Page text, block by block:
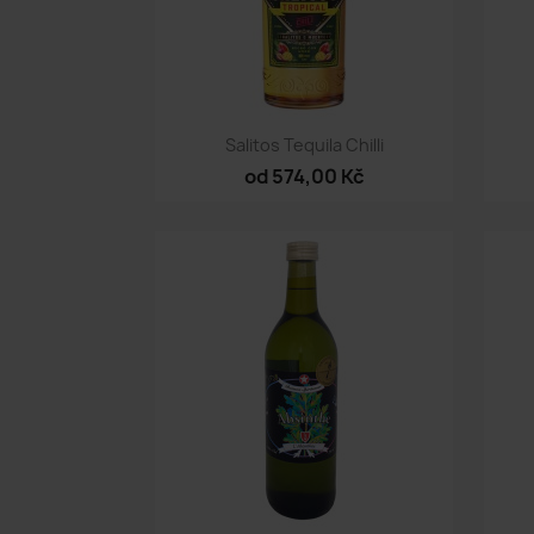
Salitos Tequila Chilli
od 574,00 Kč
Rychlý náhled